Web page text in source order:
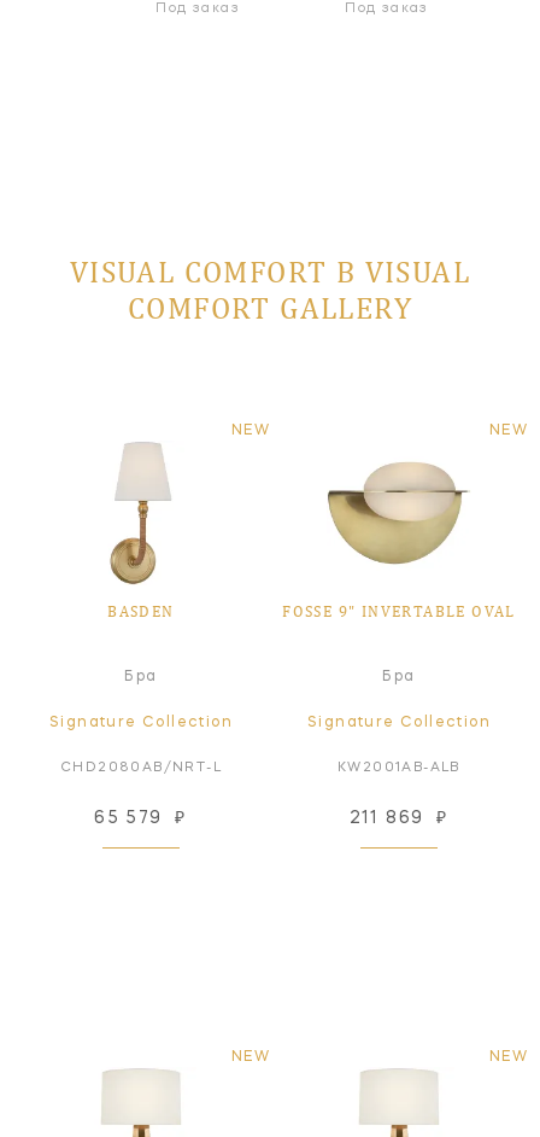
Под заказ Под заказ
VISUAL COMFORT В VISUAL
COMFORT GALLERY
NEW
BASDEN
Бра
Signature Collection
CHD2080AB/NRT-L
65 579 ₽
NEW
FOSSE 9" INVERTABLE OVAL
Бра
Signature Collection
KW2001AB-ALB
211 869 ₽
NEW NEW